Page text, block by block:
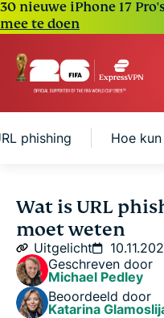
30 nieuwe iPhone 17
mee te doen
phishing Hoe
URL phishing begrijpen
Soorten URL phishing
Hoe herken je een
Wat is URL
moet weten
Uitgelicht
Geschreven door
Michael Pedley
Beoordeeld door
Katarina